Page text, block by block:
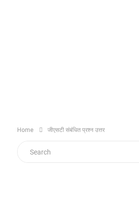
Home जीएसटी संबंधित प्रश्न उत्तर